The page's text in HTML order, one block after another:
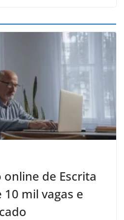
de Escrita
mil vagas e